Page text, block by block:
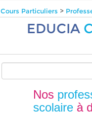
Cours Particuliers >
EDUCIA
Nos
scolaire à